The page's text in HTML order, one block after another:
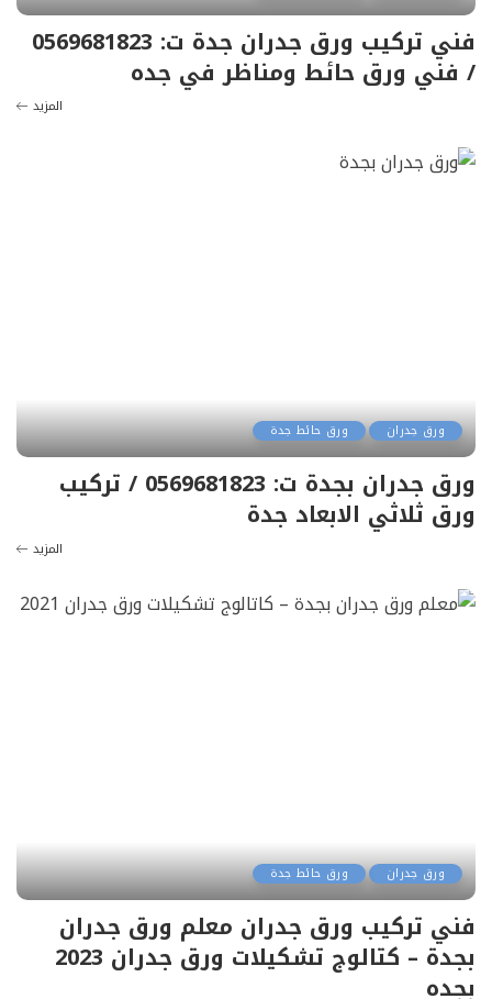
فني تركيب ورق جدران جدة ت: 0569681823
/ فني ورق حائط ومناظر في جده
المزيد
ورق جدران ورق حائط جدة
ورق جدران بجدة ت: 0569681823 / تركيب
ورق ثلاثي الابعاد جدة
المزيد
ورق جدران ورق حائط جدة
فني تركيب ورق جدران معلم ورق جدران
بجدة – كتالوج تشكيلات ورق جدران 2023
بجده